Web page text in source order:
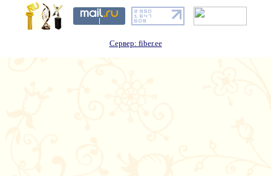
Сервер: fiber.ee